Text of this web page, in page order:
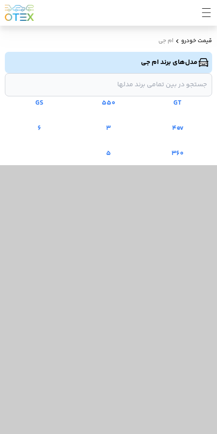
قیمت خودرو ام جی
مدل‌های برند ام جی
GT
550
GS
4ev
3
6
360
5